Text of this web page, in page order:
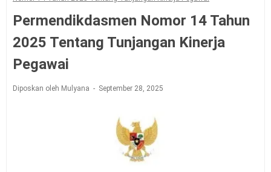
Permendikdasmen Nomor 14 Tahun
2025 Tentang Tunjangan Kinerja
Pegawai
Diposkan oleh Mulyana September 28, 2025